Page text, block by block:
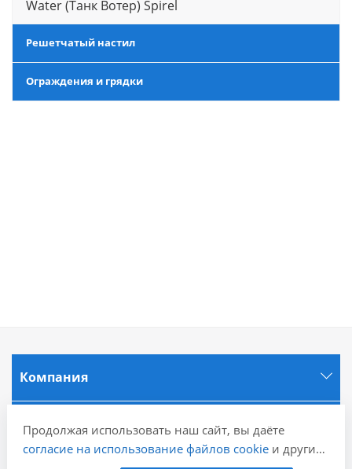
Water (Танк Вотер) Spirel
Решетчатый настил
Ограждения и грядки
Компания
Информация
Продолжая использовать наш сайт, вы даёте
согласие на использование файлов cookieи других